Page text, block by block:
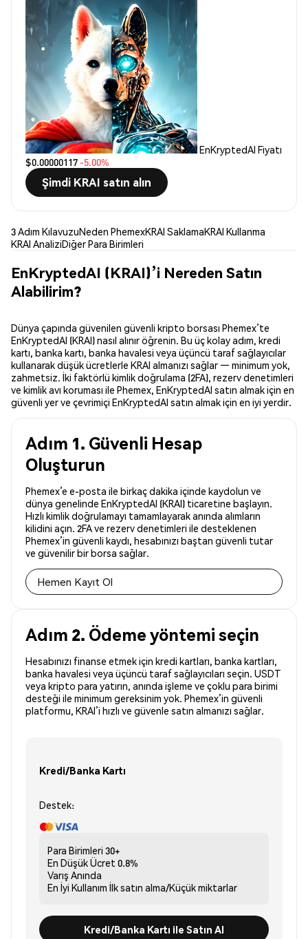
EnKryptedAI Fiyatı
$0.00000117 -5.00%
Şimdi KRAI satın alın
3 Adım KılavuzuNeden PhemexKRAI SaklamaKRAI Kullanma
KRAI AnaliziDiğer Para Birimleri
EnKryptedAI (KRAI)’i Nereden Satın
Alabilirim?
Dünya çapında güvenilen güvenli kripto borsası Phemex’te
EnKryptedAI (KRAI) nasıl alınır öğrenin. Bu üç kolay adım, kredi
kartı, banka kartı, banka havalesi veya üçüncü taraf sağlayıcılar
kullanarak düşük ücretlerle KRAI almanızı sağlar — minimum yok,
zahmetsiz. İki faktörlü kimlik doğrulama (2FA), rezerv denetimleri
ve kimlik avı koruması ile Phemex, EnKryptedAI satın almak için en
güvenli yer ve çevrimiçi EnKryptedAI satın almak için en iyi yerdir.
Adım 1. Güvenli Hesap
Oluşturun
Phemex’e e-posta ile birkaç dakika içinde kaydolun ve
dünya genelinde EnKryptedAI (KRAI) ticaretine başlayın.
Hızlı kimlik doğrulamayı tamamlayarak anında alımların
kilidini açın. 2FA ve rezerv denetimleri ile desteklenen
Phemex’in güvenli kaydı, hesabınızı baştan güvenli tutar
ve güvenilir bir borsa sağlar.
Hemen Kayıt Ol
Adım 2. Ödeme yöntemi seçin
Hesabınızı finanse etmek için kredi kartları, banka kartları,
banka havalesi veya üçüncü taraf sağlayıcıları seçin. USDT
veya kripto para yatırın, anında işleme ve çoklu para birimi
desteği ile minimum gereksinim yok. Phemex’in güvenli
platformu, KRAI’i hızlı ve güvenle satın almanızı sağlar.
Kredi/Banka Kartı
Destek:
Para Birimleri 30+
En Düşük Ücret 0.8%
Varış Anında
En İyi Kullanım İlk satın alma/Küçük miktarlar
Kredi/Banka Kartı ile Satın Al